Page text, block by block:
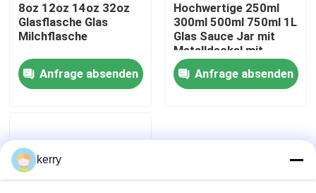
Produkte
8oz 12oz 14oz 32oz
Glasflasche Glas
Milchflasche
Anfrage absenden
Hochwertige 250ml
300ml 500ml 750ml 1L
Glas Sauce Jar mit
Metalldeckel mit
Plastikdeckel
Anfrage absenden
kerry